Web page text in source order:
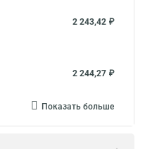
2 243,42 ₽
2 244,27 ₽
Показать больше